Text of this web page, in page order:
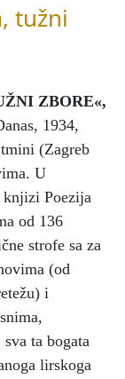
tužni
ZBORE«,
1934,
(Zagreb
U
Poezija
od 136
strofe sa za
(od
i
ta bogata
lirskoga